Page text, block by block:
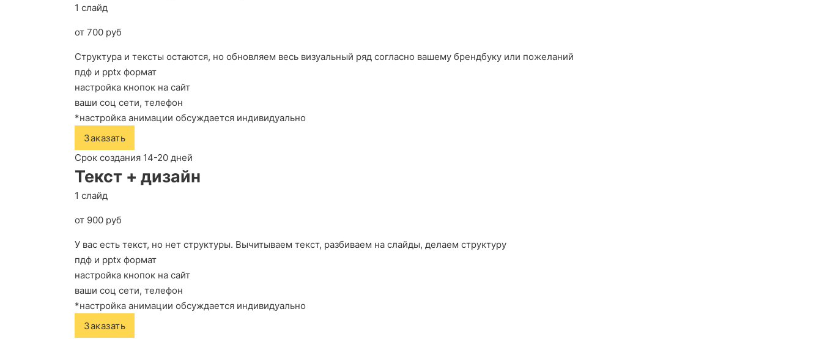
1 слайд
от 700 руб
Структура и тексты остаются, но обновляем весь визуальный ряд согласно вашему брендбуку или пожеланий
пдф и pptx формат
настройка кнопок на сайт
ваши соц сети, телефон
*настройка анимации обсуждается индивидуально
Заказать
Срок создания 14-20 дней
Текст + дизайн
1 слайд
от 900 руб
У вас есть текст, но нет структуры. Вычитываем текст, разбиваем на слайды, делаем структуру
пдф и pptx формат
настройка кнопок на сайт
ваши соц сети, телефон
*настройка анимации обсуждается индивидуально
Заказать